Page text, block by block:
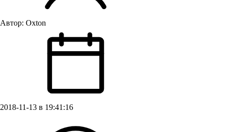
Автор: Oxton
2018-11-13 в 19:41:16